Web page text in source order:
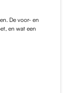
De voor- en
en wat een